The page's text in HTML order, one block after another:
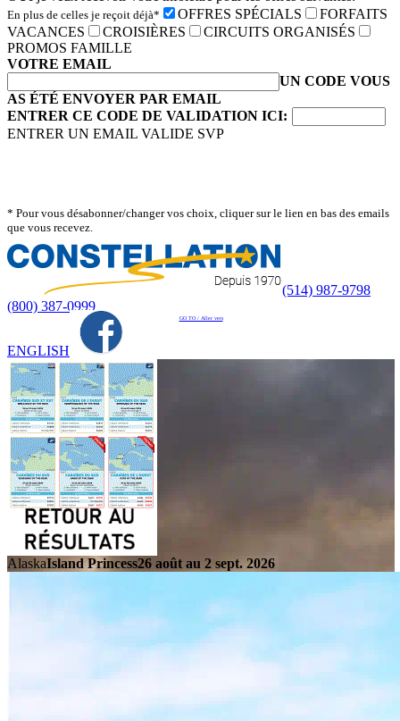
En plus de celles je reçoit déjà* OFFRES SPÉCIALS
FORFAITS
VACANCES
CROISIÈRES
CIRCUITS ORGANISÉS
PROMOS FAMILLE
VOTRE EMAIL
UN CODE VOUS
AS ÉTÉ ENVOYER PAR EMAIL
ENTRER CE CODE DE VALIDATION ICI:
ENTRER UN EMAIL VALIDE SVP
* Pour vous désabonner/changer vos choix, cliquer sur le lien en bas des emails
que vous recevez.
(514) 987-9798
(800) 387-0999
GO TO / Aller vers
ENGLISH
AlaskaIsland Princess26 août au 2 sept. 2026